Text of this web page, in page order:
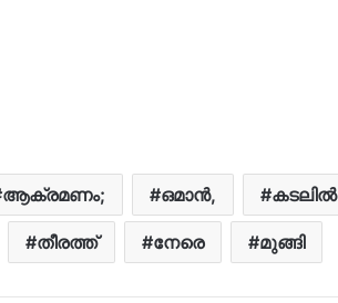
ആക്രമണം; ഒമാൻ, കടലില്‍
തീരത്ത് ​നേരെ മുങ്ങി